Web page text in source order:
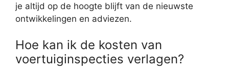
je altijd op de hoogte blijft van de nieuwste
ontwikkelingen en adviezen.
Hoe kan ik de kosten van
voertuiginspecties verlagen?